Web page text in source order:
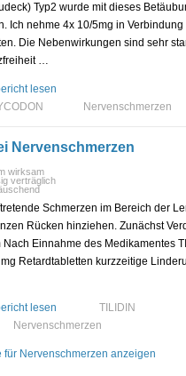
Typ2 wurde mit dieses
Ich nehme 4x 10/5mg in Verbindung
Die Nebenwirkungen sind sehr
…
lesen
Nervenschmerzen
Nervenschmerzen
wirksam
verträglich
Schmerzen im Bereich der
Rücken hinziehen. Zunächst
Einnahme des Medikamentes
mg Retardtabletten kurzzeitige
lesen
TILIDIN
Nervenschmerzen
Nervenschmerzen anzeigen